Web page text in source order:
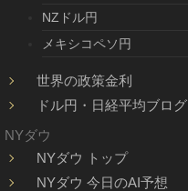
NZドル円
メキシコペソ円
世界の政策金利
ドル円・日経平均ブログ
NYダウ
NYダウ トップ
NYダウ 今日のAI予想